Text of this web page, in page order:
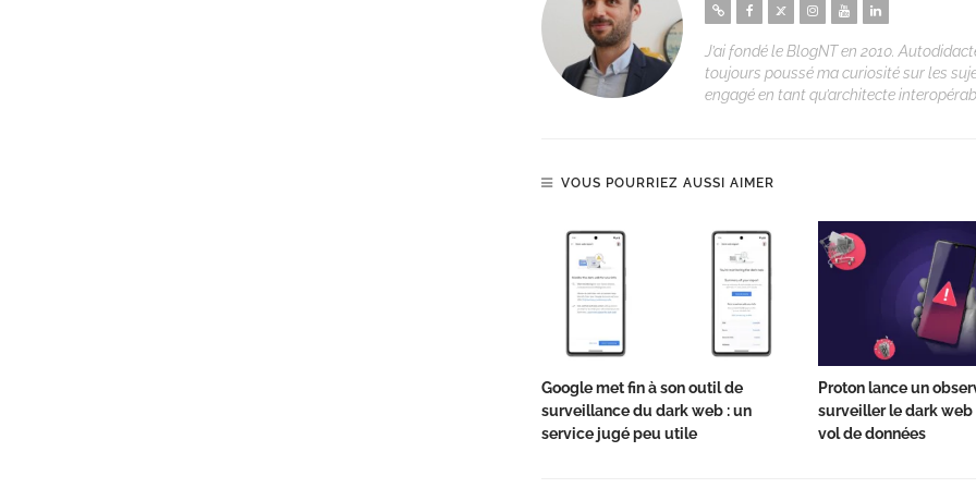
J’ai fondé le BlogNT en 2010.
toujours poussé ma curiosité sur les
engagé en tant qu’architecte
VOUS POURRIEZ AUSSI AIMER
Google met fin à son outil de
surveillance du dark web : un
service jugé peu utile
Proton lance un
surveiller le dark web
vol de données